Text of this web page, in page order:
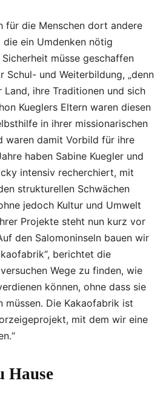
für die Menschen dort andere
die ein Umdenken nötig
müsse geschaffen
Schul- und Weiterbildung, „denn
Land, ihre Traditionen und sich
Kueglers Eltern waren diesen
in ihrer missionarischen
waren damit Vorbild für ihre
haben Sabine Kuegler und
intensiv recherchiert, mit
strukturellen Schwächen
jedoch Kultur und Umwelt
Projekte steht nun kurz vor
den Salomoninseln bauen wir
berichtet die
Wege zu finden, wie
können, ohne dass sie
müssen. Die Kakaofabrik ist
mit dem wir eine
Hause